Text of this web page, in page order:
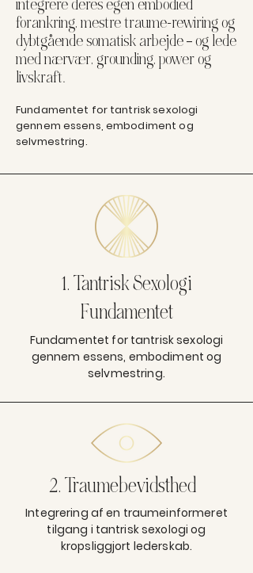
forankring, mestre traume-rewiring og
dybtgående somatisk arbejde – og lede
med nærvær, grounding, power og
livskraft.
Fundamentet for tantrisk sexologi
gennem essens, embodiment og
selvmestring.
1. Tantrisk Sexologi
Fundamentet
Fundamentet for tantrisk sexologi
gennem essens, embodiment og
selvmestring.
2. Traumebevidsthed
Integrering af en traumeinformeret
tilgang i tantrisk sexologi og
kropsliggjort lederskab.